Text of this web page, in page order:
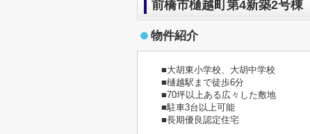
前橋市樋越町第4新築2号
物件紹介
■大胡東小学校、大胡中学校
■樋越駅まで徒歩6分
■70坪以上ある広々した敷地
■駐車3台以上可能
■長期優良認定住宅